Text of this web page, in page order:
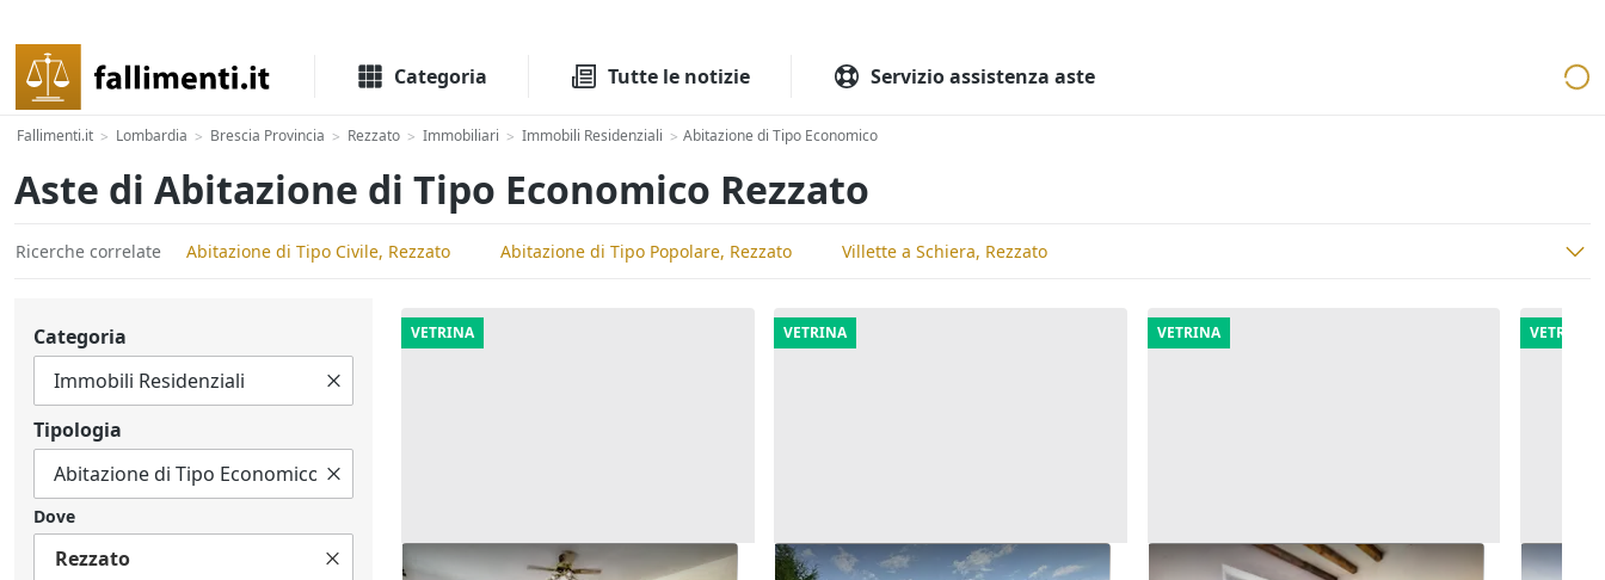
Categoria Tutte le notizie Servizio assistenza aste
Fallimenti.it > Lombardia > Brescia Provincia > Rezzato > Immobiliari > Immobili Residenziali > Abitazione di Tipo Economico
Aste di Abitazione di Tipo Economico Rezzato
Ricerche correlate Abitazione di Tipo Civile, Rezzato Abitazione di Tipo Popolare, Rezzato Villette a Schiera, Rezzato
Categoria
Tipologia
Dove
Rezzato
VETRINA
Asta Appartamento al piano
VETRINA
Asta Abitazione in villa
VETRINA
Asta Monocamera e cantina in
VETRINA
Asta